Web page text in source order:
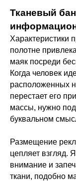
Тканевый
Характеристики
полотне
маяк посреди
Когда человек
расположенных
перестает его
массы, нужно
буквальном
Размещение
цепляет взгляд.
внимание и
ткани, подобно